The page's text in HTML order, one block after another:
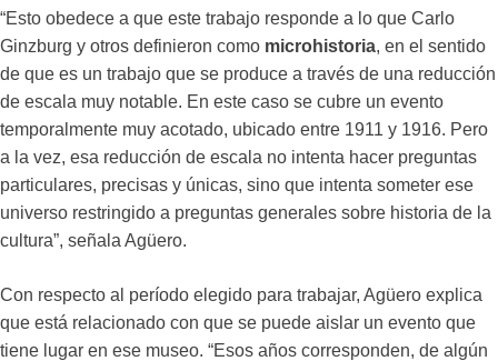
“Esto obedece a que este trabajo responde a lo que Carlo
Ginzburg y otros definieron como microhistoria, en el sentido
de que es un trabajo que se produce a través de una reducción
de escala muy notable. En este caso se cubre un evento
temporalmente muy acotado, ubicado entre 1911 y 1916. Pero
a la vez, esa reducción de escala no intenta hacer preguntas
particulares, precisas y únicas, sino que intenta someter ese
universo restringido a preguntas generales sobre historia de la
cultura”, señala Agüero.
Con respecto al período elegido para trabajar, Agüero explica
que está relacionado con que se puede aislar un evento que
tiene lugar en ese museo. “Esos años corresponden, de algún